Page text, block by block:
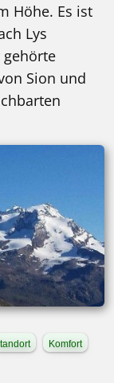
Höhe. Es ist
Lys
Sion und
Komfort